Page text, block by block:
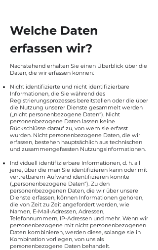
Welche Daten
erfassen wir?
Nachstehend erhalten Sie einen Überblick über die
Daten, die wir erfassen können:
Nicht identifizierte und nicht identifizierbare
Informationen, die Sie während des
Registrierungsprozesses bereitstellen oder die über
die Nutzung unserer Dienste gesammelt werden
(„nicht personenbezogene Daten“). Nicht
personenbezogene Daten lassen keine
Rückschlüsse darauf zu, von wem sie erfasst
wurden. Nicht personenbezogene Daten, die wir
erfassen, bestehen hauptsächlich aus technischen
und zusammengefassten Nutzungsinformationen.
Individuell identifizierbare Informationen, d. h. all
jene, über die man Sie identifizieren kann oder mit
vertretbarem Aufwand identifizieren könnte
(„personenbezogene Daten“). Zu den
personenbezogenen Daten, die wir über unsere
Dienste erfassen, können Informationen gehören,
die von Zeit zu Zeit angefordert werden, wie
Namen, E-Mail-Adressen, Adressen,
Telefonnummern, IP-Adressen und mehr. Wenn wir
personenbezogene mit nicht personenbezogenen
Daten kombinieren, werden diese, solange sie in
Kombination vorliegen, von uns als
personenbezogene Daten behandelt.